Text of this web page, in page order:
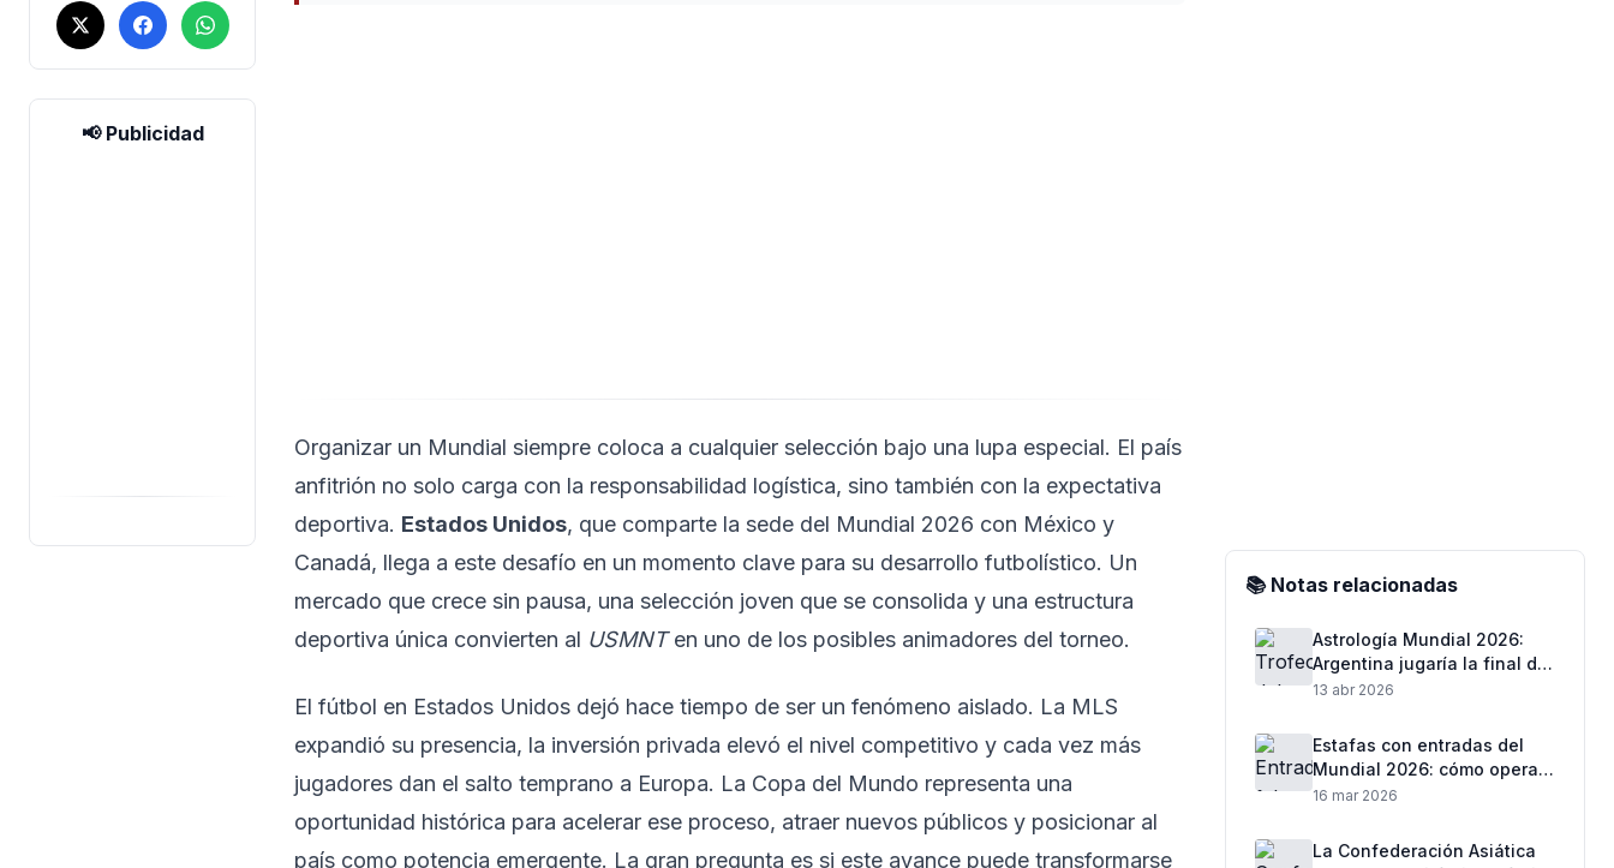
📢 Publicidad
Organizar un Mundial siempre coloca a cualquier selección bajo una lupa especial. El país
anfitrión no solo carga con la responsabilidad logística, sino también con la expectativa
deportiva. Estados Unidos, que comparte la sede del Mundial 2026 con México y
Canadá, llega a este desafío en un momento clave para su desarrollo futbolístico. Un
mercado que crece sin pausa, una selección joven que se consolida y una estructura
deportiva única convierten al USMNTen uno de los posibles animadores del torneo.
El fútbol en Estados Unidos dejó hace tiempo de ser un fenómeno aislado. La MLS
expandió su presencia, la inversión privada elevó el nivel competitivo y cada vez más
jugadores dan el salto temprano a Europa. La Copa del Mundo representa una
oportunidad histórica para acelerar ese proceso, atraer nuevos públicos y posicionar al
país como potencia emergente. La gran pregunta es si este avance puede transformarse
📚 Notas relacionadas
Astrología Mundial 2026:
Argentina jugaría la final de
la próxima Copa del Mundo
13 abr 2026
Estafas con entradas del
Mundial 2026: cómo operan
los fraudes y qué hacer
16 mar 2026
La Confederación Asiática